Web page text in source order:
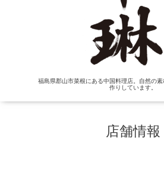
福島県郡山市菜根にある中国料理店。自然の
作りしています。
店舗情報